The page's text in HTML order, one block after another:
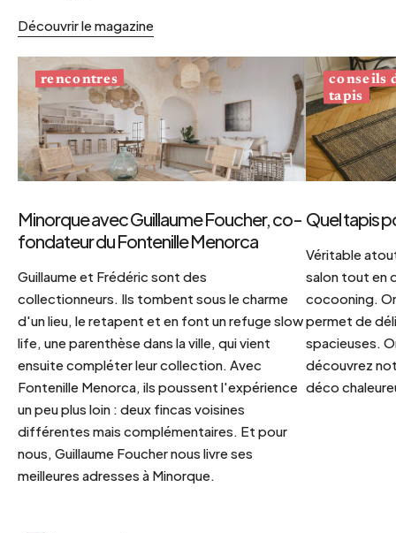
Découvrir le magazine
rencontres
Minorque avec Guillaume Foucher, co-
fondateur du Fontenille Menorca
Guillaume et Frédéric sont des
collectionneurs. Ils tombent sous le charme
d'un lieu, le retapent et en font un refuge slow
life, une parenthèse dans la ville, qui vient
ensuite compléter leur collection. Avec
Fontenille Menorca, ils poussent l'expérience
un peu plus loin : deux fincas voisines
différentes mais complémentaires. Et pour
nous, Guillaume Foucher nous livre ses
meilleures adresses à Minorque.
conseils
tapis
Quel tapis
Véritable
salon tout en
cocooning.
permet de
spacieuses.
découvrez
déco